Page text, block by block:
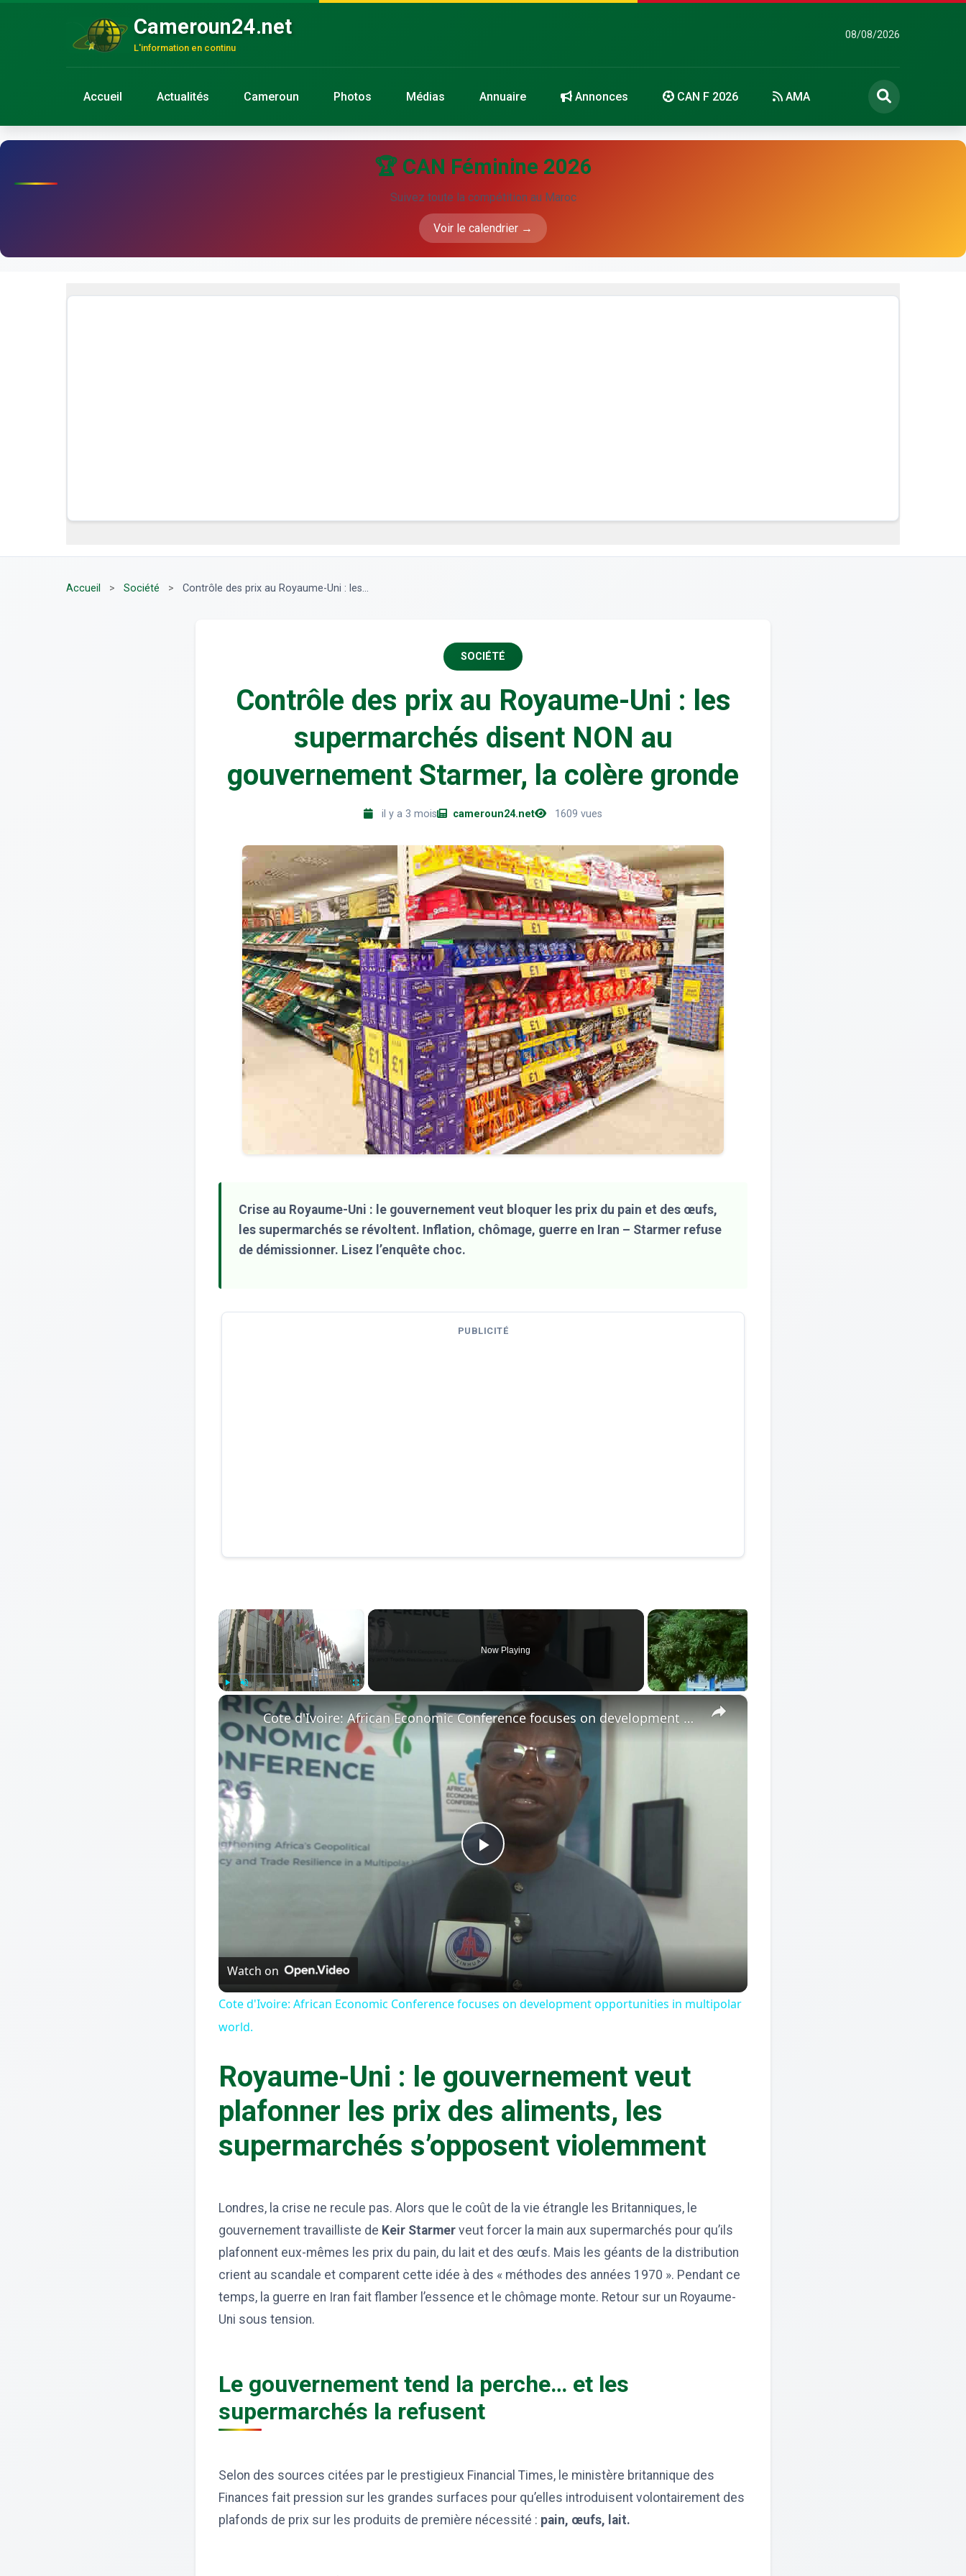
Cameroun24.net
L'information en continu
08/08/2026
Accueil Actualités Cameroun Photos Médias Annuaire Annonces CAN F 2026 AMA
🏆 CAN Féminine 2026
Suivez toute la compétition au Maroc
Voir le calendrier →
Accueil > Société > Contrôle des prix au Royaume-Uni : les...
SOCIÉTÉ
Contrôle des prix au Royaume-Uni : les
supermarchés disent NON au
gouvernement Starmer, la colère gronde
il y a 3 mois cameroun24.net 1609 vues
Crise au Royaume-Uni : le gouvernement veut bloquer les prix du pain et des œufs,
les supermarchés se révoltent. Inflation, chômage, guerre en Iran – Starmer refuse
de démissionner. Lisez l’enquête choc.
PUBLICITÉ
Play Unmute
Now Playing
×
Play
Video
Cote d'Ivoire: African Economic Conference focuses on development opportunities in multipolar world.
Watch on
Cote d'Ivoire: African Economic Conference focuses on development opportunities in multipolar
world.
Royaume-Uni : le gouvernement veut
plafonner les prix des aliments, les
supermarchés s’opposent violemment
Londres, la crise ne recule pas. Alors que le coût de la vie étrangle les Britanniques, le
gouvernement travailliste de Keir Starmer veut forcer la main aux supermarchés pour qu’ils
plafonnent eux-mêmes les prix du pain, du lait et des œufs. Mais les géants de la distribution
crient au scandale et comparent cette idée à des « méthodes des années 1970 ». Pendant ce
temps, la guerre en Iran fait flamber l’essence et le chômage monte. Retour sur un Royaume-
Uni sous tension.
Le gouvernement tend la perche… et les
supermarchés la refusent
Selon des sources citées par le prestigieux Financial Times, le ministère britannique des
Finances fait pression sur les grandes surfaces pour qu’elles introduisent volontairement des
plafonds de prix sur les produits de première nécessité : pain, œufs, lait.